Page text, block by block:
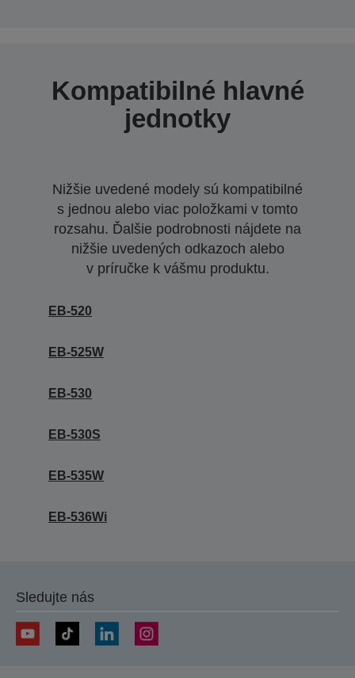
Kompatibilné hlavné
jednotky
Nižšie uvedené modely sú kompatibilné
s jednou alebo viac položkami v tomto
rozsahu. Ďalšie podrobnosti nájdete na
nižšie uvedených odkazoch alebo
v príručke k vášmu produktu.
EB-520
EB-525W
EB-530
EB-530S
EB-535W
EB-536Wi
Sledujte nás